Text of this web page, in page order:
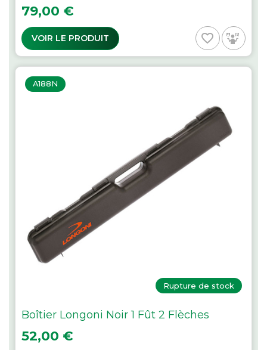
Prix
79,00 €
VOIR LE PRODUIT favorite_border
A188N
Rupture de stock
Boîtier Longoni Noir 1 Fût 2 Flèches
Prix
52,00 €